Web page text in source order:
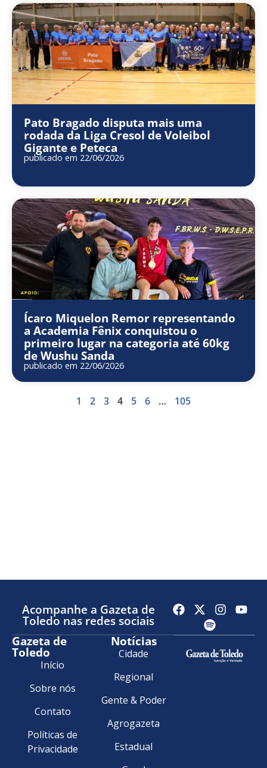
Pato Bragado disputa mais uma
rodada da Liga Cresol de Voleibol
Gigante e Peteca
publicado em 22/06/2026
Ícaro Miquelon Remor representando
a Academia Fênix conquistou o
primeiro lugar na categoria até 60kg
de Wushu Sanda
publicado em 22/06/2026
1 2 3 4 5 6 … 105
Acompanhe a Gazeta de
Toledo nas redes sociais
Gazeta de
Toledo
Início
Sobre nós
Contato
Políticas de
Privacidade
Notícias
Cidade
Regional
Gente & Poder
Agrogazeta
Estadual